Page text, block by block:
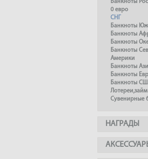
Банкноты
0 евро
СНГ
Банкноты
Банкноты
Банкноты
Банкноты
Америки
Банкноты
Банкноты
Банкноты
Сувенирные
НАГРАДЫ